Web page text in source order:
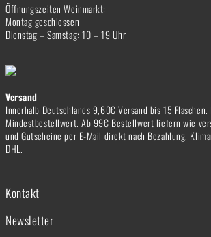
Öffnungszeiten Weinmarkt:
Montag geschlossen
Dienstag – Samstag: 10 – 19 Uhr
Versand
Innerhalb Deutschlands 9,60€ Versand bis 15 Flaschen.
Mindestbestellwert. Ab 99€ Bestellwert liefern wie
und Gutscheine per E-Mail direkt nach Bezahlung.
DHL.
Kontakt
Newsletter